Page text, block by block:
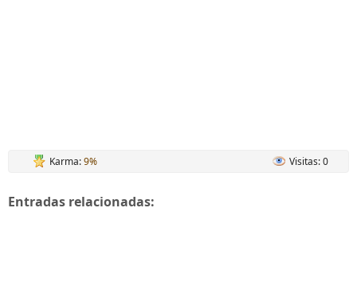
Karma:9% Visitas: 0
Entradas relacionadas: